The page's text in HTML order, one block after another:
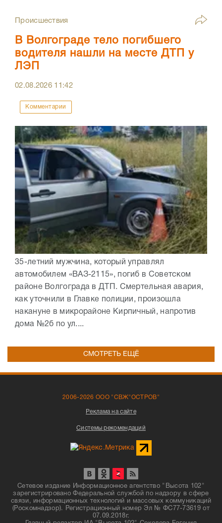
Происшествия
В Волгограде тело погибшего
водителя нашли на месте ДТП у
ЛЭП
02.08.2026 11:42
Комментарии
35-летний мужчина, который управлял
автомобилем «ВАЗ-2115», погиб в Советском
районе Волгограда в ДТП. Смертельная авария,
как уточнили в Главке полиции, произошла
накануне в микрорайоне Кирпичный, напротив
дома №2б по ул....
СМОТРЕТЬ ЕЩЁ
2006-2026 ООО "СВЖ"ОСТРОВ"
Реклама на сайте
Системы рекомендаций
Сетевое издание Информационное агентство "Высота 102"
зарегистрировано Федеральной службой по надзору в сфере
связи, информационных технологий и массовых коммуникаций
(Роскомнадзор). Регистрационный номер Эл № ФС77-73619 от
07.09.2018г.